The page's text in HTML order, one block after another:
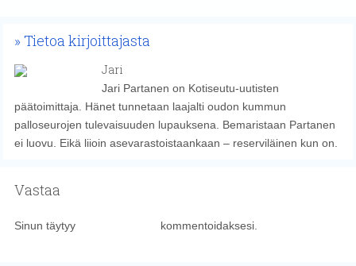
Tietoa kirjoittajasta
Jari
Jari Partanen on Kotiseutu-uutisten
päätoimittaja. Hänet tunnetaan laajalti oudon kummun
palloseurojen tulevaisuuden lupauksena. Bemaristaan Partanen
ei luovu. Eikä liioin asevarastoistaankaan – reserviläinen kun on.
Vastaa
Sinun täytyy kommentoidaksesi.